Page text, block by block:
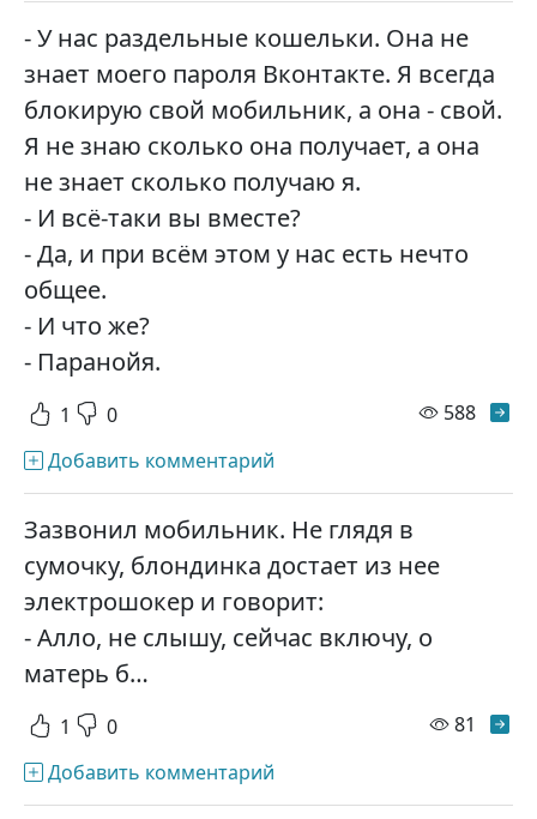
- У нас раздельные кошельки. Она не
знает моего пароля Вконтакте. Я всегда
блокирую свой мобильник, а она - свой.
Я не знаю сколько она получает, а она
не знает сколько получаю я.
- И всё-таки вы вместе?
- Да, и при всём этом у нас есть нечто
общее.
- И что же?
- Паранойя.
1 0 588
Добавить комментарий
Зазвонил мобильник. Не глядя в
сумочку, блондинка достает из нее
электрошокер и говорит:
- Алло, не слышу, сейчас включу, о
матерь б…
1 0 81
Добавить комментарий